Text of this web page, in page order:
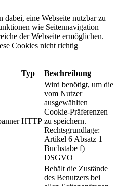
eine Webseite nutzbar zu
wie Seitennavigation
der Webseite ermöglichen.
Cookies nicht richtig
Typ Beschreibung
HTTP
Wird benötigt, um die
vom Nutzer
ausgewählten
Cookie-Präferenzen
zu speichern.
Rechtsgrundlage:
Artikel 6 Absatz 1
Buchstabe f)
DSGVO
Behält die Zustände
des Benutzers bei